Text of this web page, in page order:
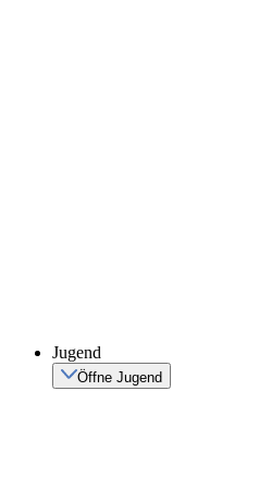
Jugend
Öffne Jugend